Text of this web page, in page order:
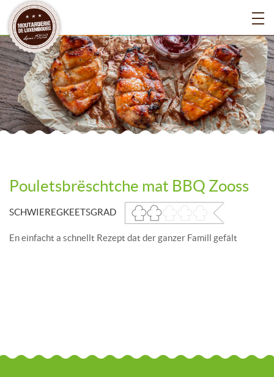
Pouletsbrëschtche mat BBQ Zooss
SCHWIEREGKEETSGRAD
En einfacht a schnellt Rezept dat der ganzer Famill gefält